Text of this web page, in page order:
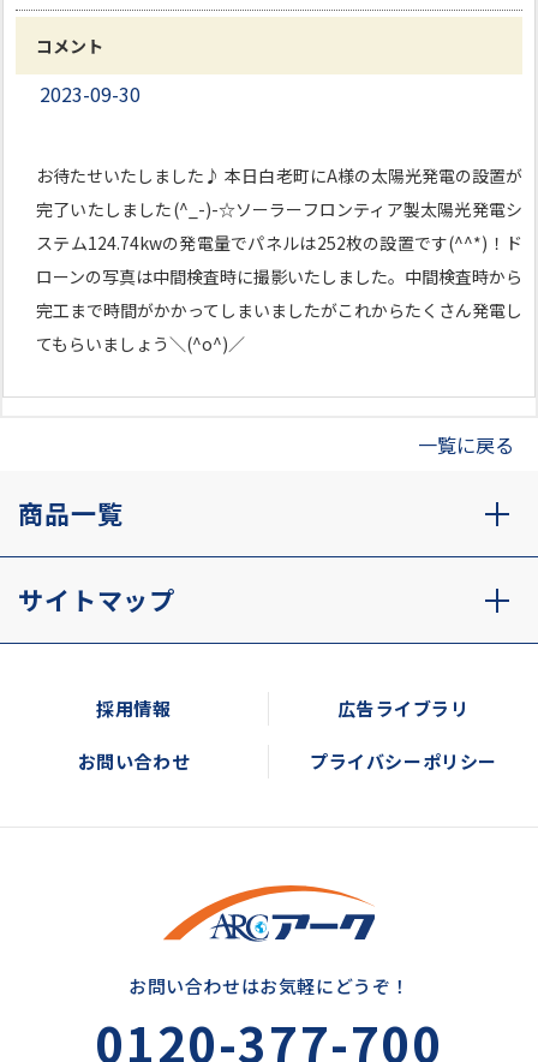
コメント
2023-09-30
お待たせいたしました♪ 本日白老町にA様の太陽光発電の設置が
完了いたしました(^_-)-☆ソーラーフロンティア製太陽光発電シ
ステム124.74kwの発電量でパネルは252枚の設置です(^^*)！ド
ローンの写真は中間検査時に撮影いたしました。中間検査時から
完工まで時間がかかってしまいましたがこれからたくさん発電し
てもらいましょう＼(^o^)／
一覧に戻る
商品一覧
サイトマップ
採用情報 広告ライブラリ
お問い合わせ プライバシーポリシー
お問い合わせはお気軽にどうぞ！
0120-377-700